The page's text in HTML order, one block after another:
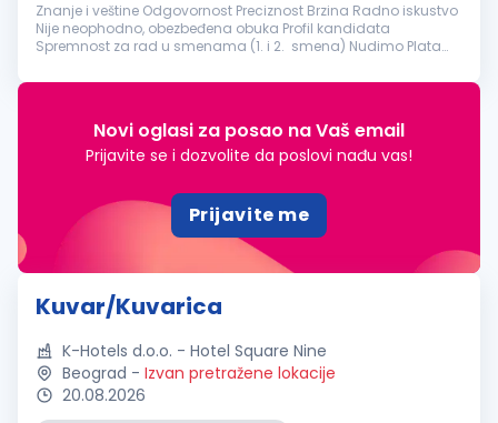
Znanje i veštine Odgovornost Preciznost Brzina Radno iskustvo
Nije neophodno, obezbeđena obuka Profil kandidata
Spremnost za rad u smenama (1. i 2. smena) Nudimo Plata
radnog mesta Vodov...
Novi oglasi za posao na Vaš email
Prijavite se i dozvolite da poslovi nađu vas!
Prijavite me
Kuvar/Kuvarica
K-Hotels d.o.o. - Hotel Square Nine
Beograd - Izvan pretražene lokacije
20.08.2026